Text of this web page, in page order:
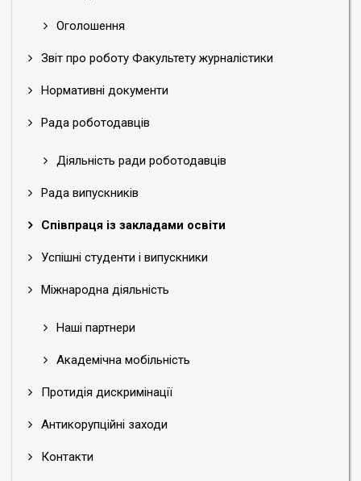
Оголошення
Звіт про роботу Факультету журналістики
Нормативні документи
Рада роботодавців
Діяльність ради роботодавців
Рада випускників
Співпраця із закладами освіти
Успішні студенти і випускники
Міжнародна діяльність
Наші партнери
Академічна мобільність
Протидія дискримінації
Антикорупційні заходи
Контакти